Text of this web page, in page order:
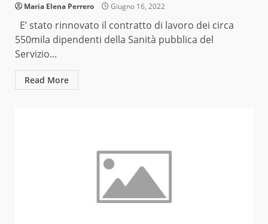
Maria Elena Perrero Giugno 16, 2022
E’ stato rinnovato il contratto di lavoro dei circa
550mila dipendenti della Sanità pubblica del
Servizio...
Read More